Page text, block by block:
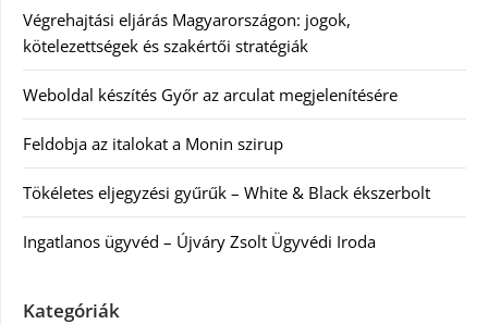
Végrehajtási eljárás Magyarországon: jogok,
kötelezettségek és szakértői stratégiák
Weboldal készítés Győr az arculat megjelenítésére
Feldobja az italokat a Monin szirup
Tökéletes eljegyzési gyűrűk – White & Black ékszerbolt
Ingatlanos ügyvéd – Újváry Zsolt Ügyvédi Iroda
Kategóriák